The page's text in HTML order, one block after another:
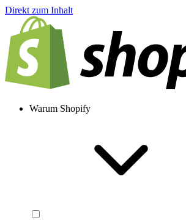
Direkt zum Inhalt
Warum Shopify